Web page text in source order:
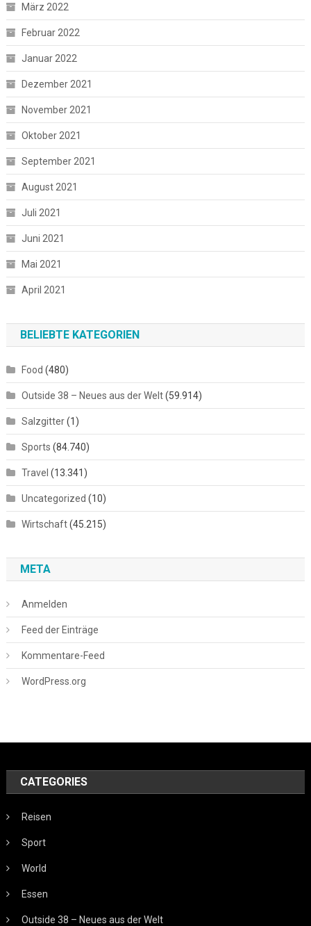
März 2022
Februar 2022
Januar 2022
Dezember 2021
November 2021
Oktober 2021
September 2021
August 2021
Juli 2021
Juni 2021
Mai 2021
April 2021
BELIEBTE KATEGORIEN
Food (480)
Outside 38 – Neues aus der Welt(59.914)
Salzgitter(1)
Sports (84.740)
Travel (13.341)
Uncategorized (10)
Wirtschaft(45.215)
META
Anmelden
Feed der Einträge
Kommentare-Feed
WordPress.org
CATEGORIES
Reisen
Sport
World
Essen
Outside 38 – Neues aus der Welt